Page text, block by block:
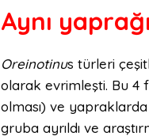
Aynı
Oreinotinus türleri
olarak evrimleşti. Bu 4
olması) ve yapraklarda
gruba ayrıldı ve